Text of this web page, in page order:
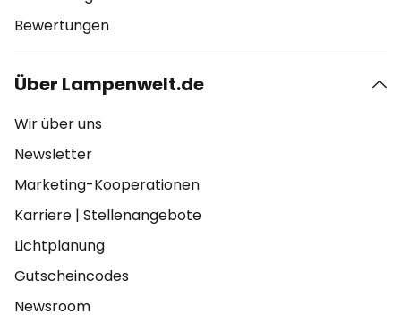
Bewertungen
Über Lampenwelt.de
Wir über uns
Newsletter
Marketing-Kooperationen
Karriere | Stellenangebote
Lichtplanung
Gutscheincodes
Newsroom